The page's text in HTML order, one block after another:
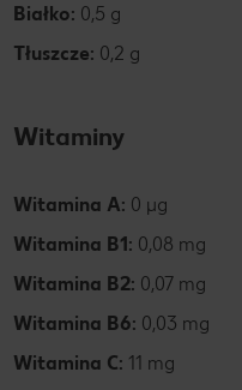
Białko: 0,5 g
Tłuszcze: 0,2 g
Witaminy
Witamina A: 0 µg
Witamina B1: 0,08 mg
Witamina B2: 0,07 mg
Witamina B6: 0,03 mg
Witamina C: 11 mg